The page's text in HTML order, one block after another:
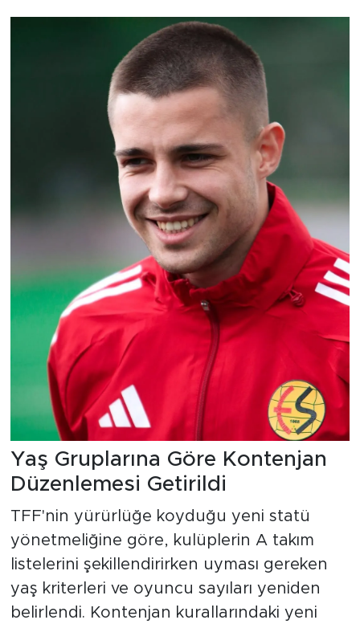
Yaş Gruplarına Göre Kontenjan
Düzenlemesi Getirildi
TFF'nin yürürlüğe koyduğu yeni statü
yönetmeliğine göre, kulüplerin A takım
listelerini şekillendirirken uyması gereken
yaş kriterleri ve oyuncu sayıları yeniden
belirlendi. Kontenjan kurallarındaki yeni